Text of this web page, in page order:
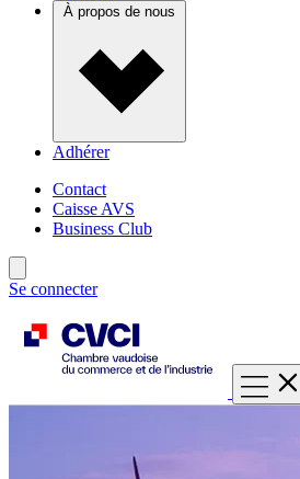
À propos de nous
Adhérer
Contact
Caisse AVS
Business Club
Se connecter